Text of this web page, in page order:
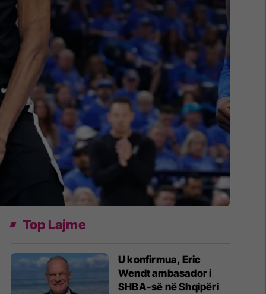
Top Lajme
U konfirmua, Eric
Wendt ambasador i
SHBA-së në Shqipëri